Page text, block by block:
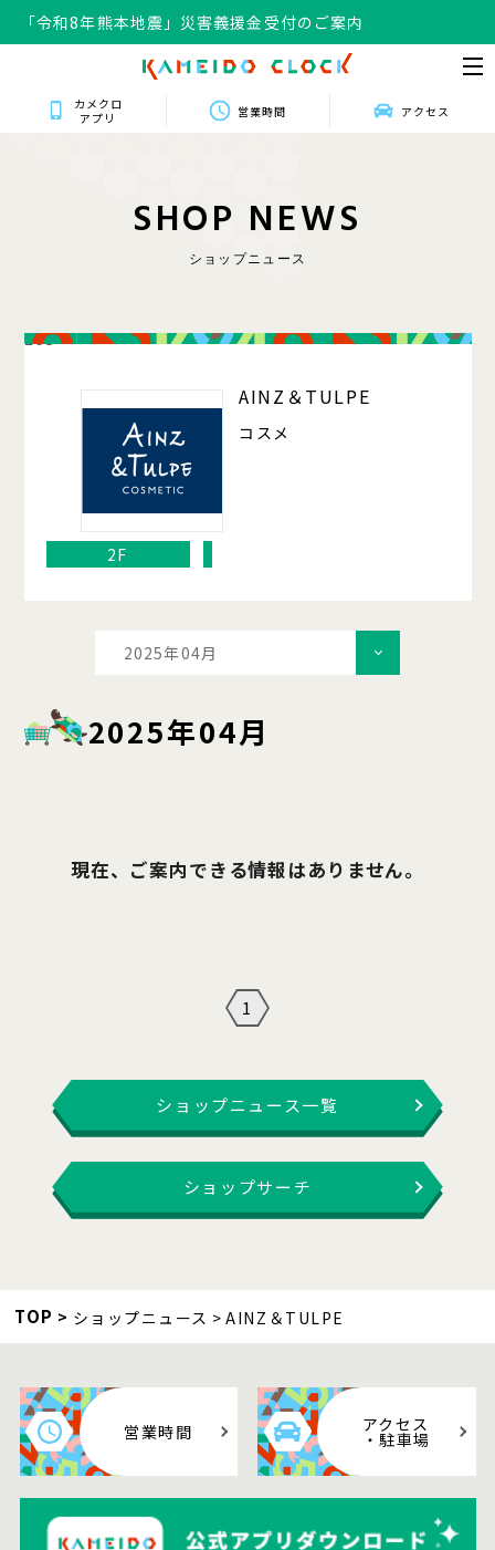
「令和8年熊本地震」災害義援金受付のご案内
カメクロ
アプリ
営業時間 アクセス
SHOP NEWS
ショップニュース
203
AINZ＆TULPE
コスメ
2F
2025年04月
2025年04月
現在、ご案内できる情報はありません。
1
ショップニュース一覧
ショップサーチ
TOP ショップニュース AINZ＆TULPE
営業時間 アクセス
・駐車場